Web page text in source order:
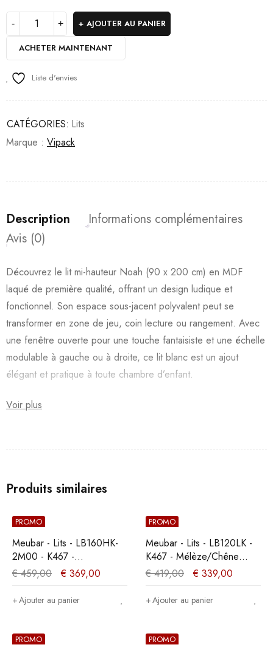
AJOUTER AU PANIER
ACHETER MAINTENANT
Liste d'envies
CATÉGORIES: Lits
Marque : Vipack
Description
Informations complémentaires
Avis (0)
Découvrez le lit mi-hauteur Noah (90 x 200 cm) en MDF
laqué de première qualité, offrant un design ludique et
fonctionnel. Son espace sous-jacent polyvalent peut se
transformer en zone de jeu, coin lecture ou rangement. Avec
une fenêtre ouverte pour une touche fantaisiste et une échelle
modulable à gauche ou à droite, ce lit blanc est un ajout
élégant et pratique à toute chambre d’enfant.
Voir plus
Produits similaires
PROMO
Meubar - Lits - LB160HK-
2M00 - K467 -
Mélèze/Chêne cristal
marron clair -
160x104x200cm
€459,00 € 369,00
Ajouter au panier
PROMO
Meubar - Lits - LB120LK -
K467 - Mélèze/Chêne
cristal marron clair -
120x89x200cm
€419,00 € 339,00
Ajouter au panier
PROMO PROMO